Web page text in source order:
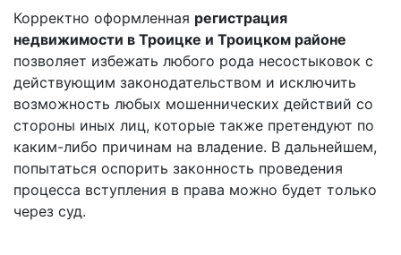
Корректно оформленная регистрация
недвижимости в Троицке и Троицком районе
позволяет избежать любого рода несостыковок с
действующим законодательством и исключить
возможность любых мошеннических действий со
стороны иных лиц, которые также претендуют по
каким-либо причинам на владение. В дальнейшем,
попытаться оспорить законность проведения
процесса вступления в права можно будет только
через суд.